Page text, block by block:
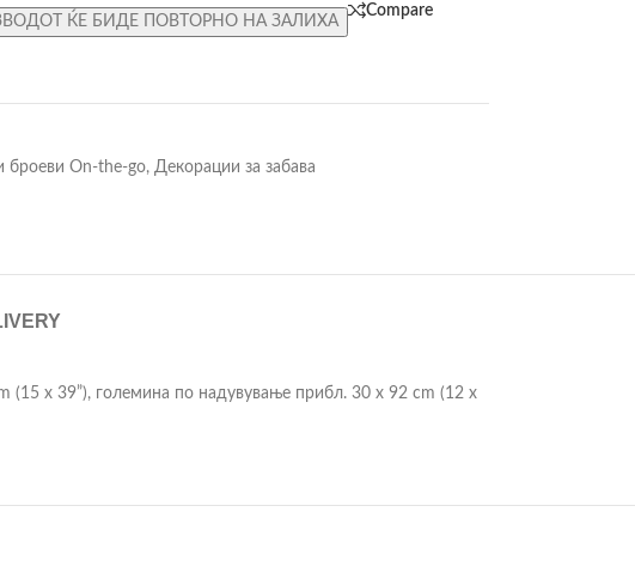
ЌЕ БИДЕ ПОВТОРНО НА ЗАЛИХА
Compare
броеви On-the-go, Декорации за забава
(15 x 39”), големина по надувување прибл. 30 x 92 cm (12 x